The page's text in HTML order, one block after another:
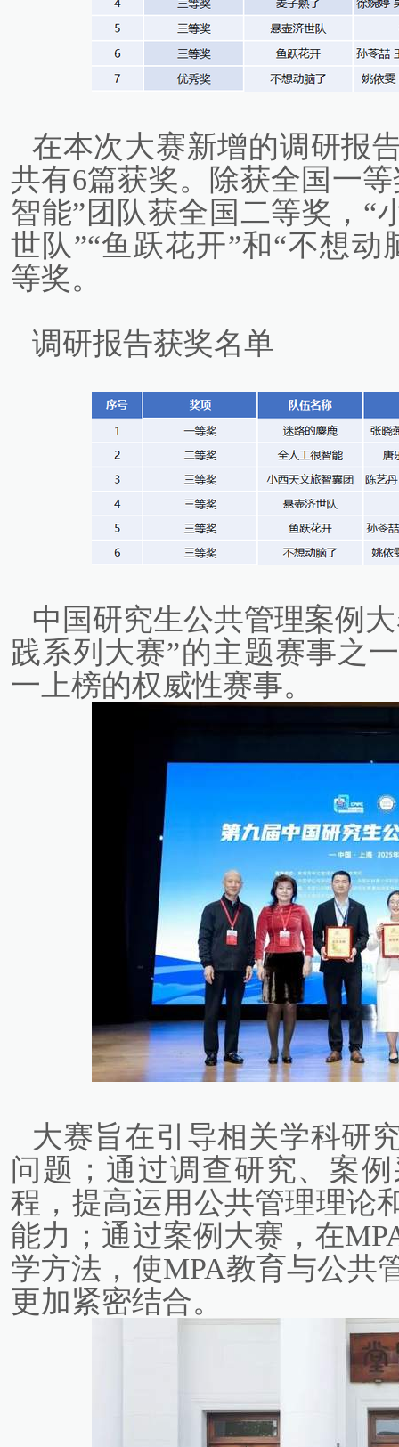
在本次大赛新增的调研报
共有6篇获奖。除获全国一
智能”团队获全国二等奖，“
世队”“鱼跃花开”和“不想
等奖。
调研报告获奖名单
中国研究生公共管理案例
践系列大赛”的主题赛事之
一上榜的权威性赛事。
大赛旨在引导相关学科研
问题；通过调查研究、案
程，提高运用公共管理理论
能力；通过案例大赛，在
学方法，使MPA教育与公共
更加紧密结合。